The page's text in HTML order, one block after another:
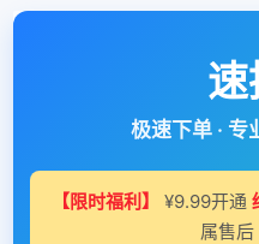
极速下单 · 专
【限时福利】 ¥9.99开通
属售后